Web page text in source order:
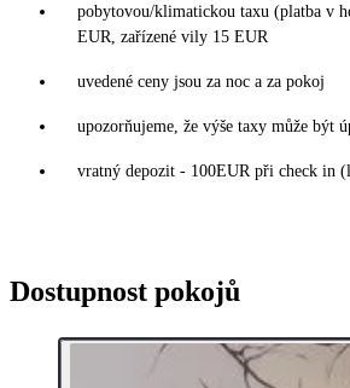
pobytovou/klimatickou taxu (platba v
EUR, zařízené vily 15 EUR
uvedené ceny jsou za noc a za pokoj
upozorňujeme, že výše taxy může být
vratný depozit - 100EUR při check in
Dostupnost pokojů